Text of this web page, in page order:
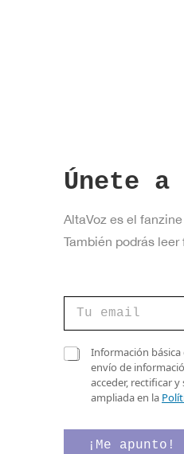
Únete a
AltaVoz es el
También podrás
r
r
e
*
*
C
l
Información básica
envío de
acceder, rectificar
ampliada en la
¡Me apunto!